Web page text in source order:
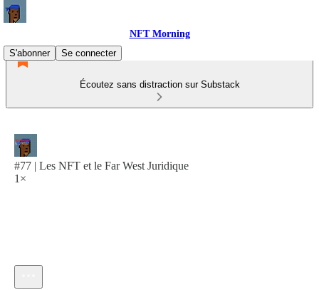
NFT Morning
S'abonner
Se connecter
Écoutez sans distraction sur Substack
#77 | Les NFT et le Far West Juridique
1×